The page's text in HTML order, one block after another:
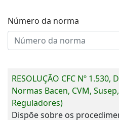
Número da norma
RESOLUÇÃO CFC Nº 1.530,
Normas Bacen, CVM,
Reguladores)
Dispõe sobre os